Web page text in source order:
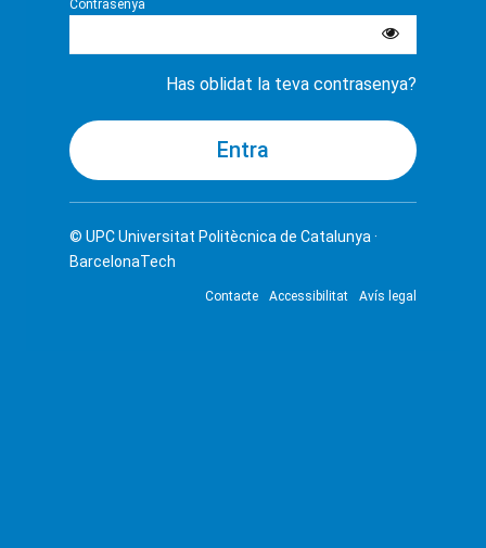
Contrasenya
Has oblidat la teva contrasenya?
© UPCUniversitat Politècnica de Catalunya ·
BarcelonaTech
Contacte Accessibilitat Avís legal